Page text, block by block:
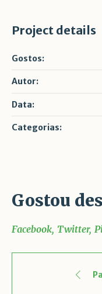
Project details
Gostos:
Autor:
Data:
Categorias:
Gostou
Facebook Twitter